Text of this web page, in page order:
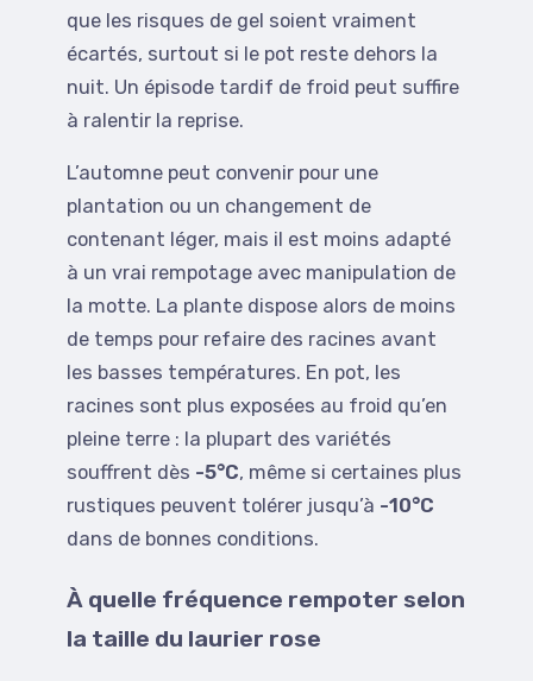
que les risques de gel soient vraiment
écartés, surtout si le pot reste dehors la
nuit. Un épisode tardif de froid peut suffire
à ralentir la reprise.
L’automne peut convenir pour une
plantation ou un changement de
contenant léger, mais il est moins adapté
à un vrai rempotage avec manipulation de
la motte. La plante dispose alors de moins
de temps pour refaire des racines avant
les basses températures. En pot, les
racines sont plus exposées au froid qu’en
pleine terre : la plupart des variétés
souffrent dès -5°C, même si certaines plus
rustiques peuvent tolérer jusqu’à -10°C
dans de bonnes conditions.
À quelle fréquence rempoter selon
la taille du laurier rose